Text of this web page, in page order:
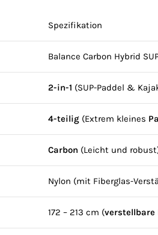
Spezifikation
Balance Carbon Hybrid
2-in-1 (SUP-Paddel &
4-teilig (Extrem kleines
Carbon (Leicht und
Nylon (mit Fiberglas-
172 – 213 cm (verstellbare